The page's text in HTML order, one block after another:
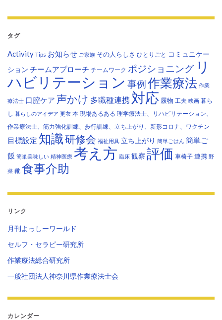
タグ
Activity Tips お知らせ ご家族 その人らしさ ひとりごと コミュニケー
ション チームアプローチ チームワーク ポジショニング リ
ハビリテーション 事例作業療法 作業
療法士 口腔ケア 声かけ 多職種連携 対応 履物 工夫 映画 暮ら
し 暮らしのアイデア 更衣 本 現場あるある 理学療法士、リハビリテーション、
作業療法士、筋力強化訓練、歩行訓練、立ち上がり、新形コロナ、ワクチン
目標設定 知識研修会 福祉用具 立ち上がり 簡単ごはん 簡単ご
飯 簡単美味しい 精神医療 考え方 臨床 観察 評価 車椅子 連携 野
菜 靴 食事介助
リンク
月刊よっしーワールド
セルフ・セラピー研究所
作業療法総合研究所
一般社団法人神奈川県作業療法士会
カレンダー